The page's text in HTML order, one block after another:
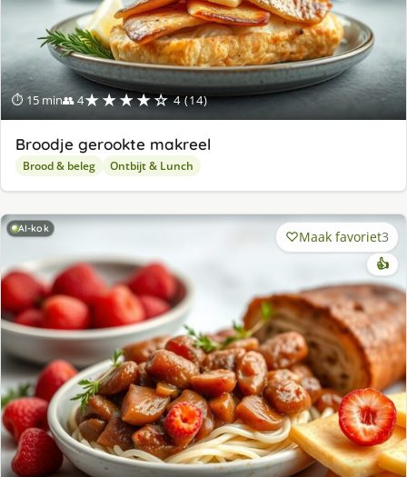
⏱ 15 min👥 4★★★★☆ 4 (14)
Broodje gerookte makreel
Brood & beleg Ontbijt & Lunch
AI-kok Maak favoriet3
👍